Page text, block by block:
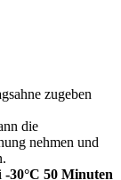
zugeben
die
nehmen und
-30°C 50 Minuten